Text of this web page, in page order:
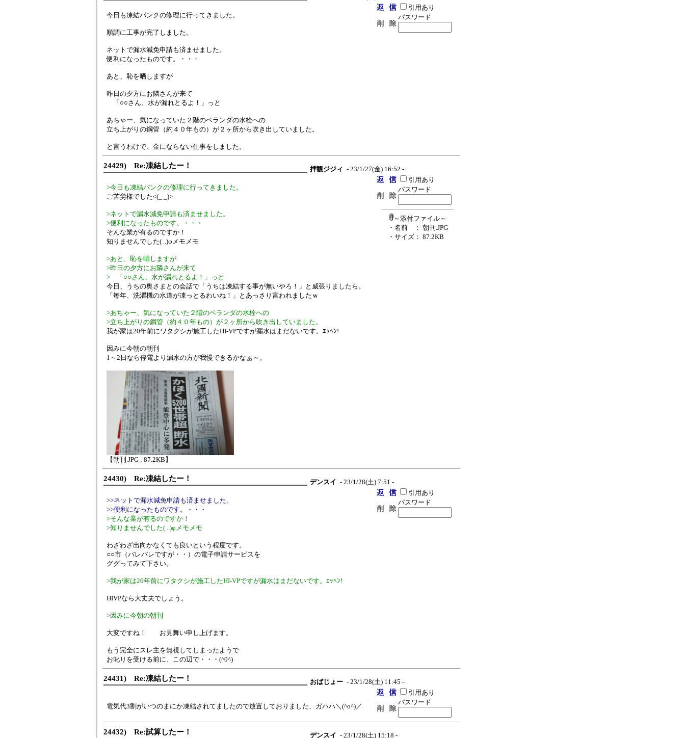
今日も凍結パンクの修理に行ってきました。
順調に工事が完了しました。
ネットで漏水減免申請も済ませました。
便利になったものです。・・・
あと、恥を晒しますが
昨日の夕方にお隣さんが来て
「○○さん、水が漏れとるよ！」っと
あちゃー、気になっていた２階のベランダの水栓への
立ち上がりの鋼管（約４０年もの）が２ヶ所から吹き出していました。
と言うわけで、金にならない仕事をしました。
引用あり
パスワード
24429) Re:凍結したー！ 拝観ジジィ - 23/1/27(金) 16:52 -
>今日も凍結パンクの修理に行ってきました。
ご苦労様でした<(_ _)>
>ネットで漏水減免申請も済ませました。
>便利になったものです。・・・
そんな業が有るのですか！
知りませんでした( ..)φメモメモ
>あと、恥を晒しますが
>昨日の夕方にお隣さんが来て
> 「○○さん、水が漏れとるよ！」っと
今日、うちの奥さまとの会話で「うちは凍結する事が無いやろ！」と威張りましたら。
「毎年、洗濯機の水道が凍っとるわいね！」とあっさり言われましたｗ
>あちゃー、気になっていた２階のベランダの水栓への
>立ち上がりの鋼管（約４０年もの）が２ヶ所から吹き出していました。
我が家は20年前にワタクシが施工したHI-VPですが漏水はまだないです。ｴｯﾍﾝ!
因みに今朝の朝刊
1～2日なら停電より漏水の方が我慢できるかなぁ～。
【朝刊.JPG : 87.2KB】
引用あり
パスワード
～添付ファイル～
・名前
： 朝刊.JPG
・サイズ： 87.2KB
24430) Re:凍結したー！ デンスイ - 23/1/28(土) 7:51 -
>>ネットで漏水減免申請も済ませました。
>>便利になったものです。・・・
>そんな業が有るのですか！
>知りませんでした( ..)φメモメモ
わざわざ出向かなくても良いという程度です。
○○市（バレバレですが・・）の電子申請サービスを
ググってみて下さい。
>我が家は20年前にワタクシが施工したHI-VPですが漏水はまだないです。ｴｯﾍﾝ!
HIVPなら大丈夫でしょう。
>因みに今朝の朝刊
大変ですね！ お見舞い申し上げます。
もう完全にスレ主を無視してしまったようで
お叱りを受ける前に、この辺で・・・(^0^)
引用あり
パスワード
24431) Re:凍結したー！ おばじょー - 23/1/28(土) 11:45 -
電気代3割がいつのまにか凍結されてましたので放置しておりました、ガハハ＼(^o^)／
引用あり
パスワード
24432) Re:試算したー！ デンスイ - 23/1/28(土) 15:18 -